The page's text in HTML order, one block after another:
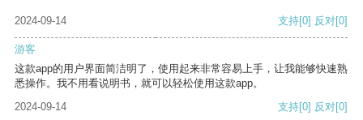
2024-09-14 支持[0] 反对[0]
游客
这款app的用户界面简洁明了，使用起来非常容易上手，让我能够快速熟
悉操作。我不用看说明书，就可以轻松使用这款app。
2024-09-14
支持[0] 反对[0]